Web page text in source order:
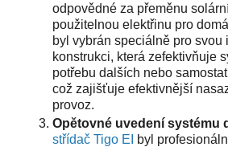
odpovědné za přeměnu
použitelnou elektřinu pro
byl vybrán speciálně pro svou
konstrukci, která zefektivňuje
potřebu dalších nebo
což zajišťuje efektivnější
provoz.
Opětovné uvedení systému
střídač Tigo EI
byl